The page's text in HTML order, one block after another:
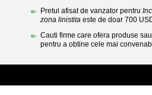
Pretul afisat de vanzator pentru
zona linistita este de doar 700
Cauti firme care ofera produse
pentru a obtine cele mai